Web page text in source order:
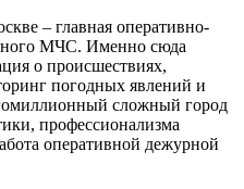
– главная оперативно-
МЧС. Именно сюда
о происшествиях,
погодных явлений и
сложный город
профессионализма
оперативной дежурной